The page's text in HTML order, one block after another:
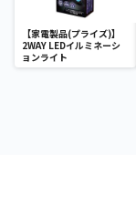
【家電製品(プライズ)】
2WAY LEDイルミネーシ
ョンライト